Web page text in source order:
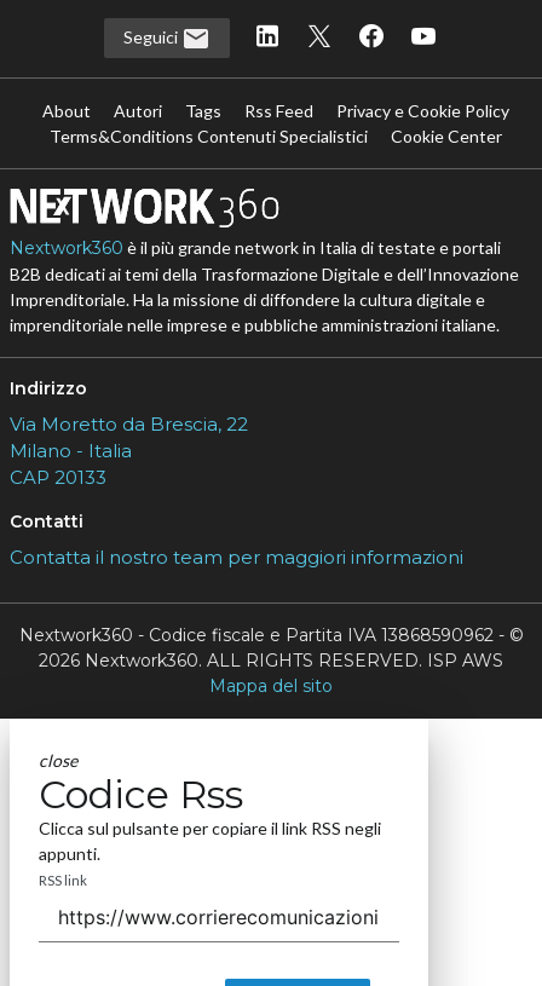
Seguici
About Autori Tags Rss Feed
Privacy e Cookie Policy
Terms&Conditions Contenuti Specialistici
Cookie Center
Nextwork360 è il più grande network in Italia di testate e portali
B2B dedicati ai temi della Trasformazione Digitale e dell’Innovazione
Imprenditoriale. Ha la missione di diffondere la cultura digitale e
imprenditoriale nelle imprese e pubbliche amministrazioni italiane.
Indirizzo
Via Moretto da Brescia, 22
Milano - Italia
CAP 20133
Contatti
Contatta il nostro team per maggiori informazioni
Nextwork360 - Codice fiscale e Partita IVA 13868590962 - ©
2026 Nextwork360. ALL RIGHTS RESERVED. ISP AWS
Mappa del sito
close
Codice Rss
Clicca sul pulsante per copiare il link RSS negli
appunti.
RSS link